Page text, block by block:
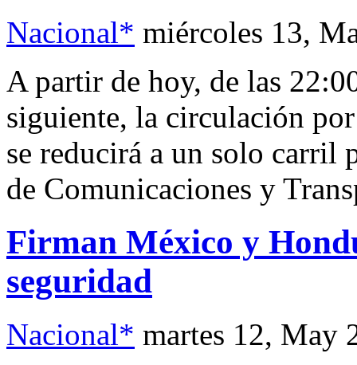
Nacional* miércoles 13,
A partir de hoy, de las
siguiente, la circulación
se reducirá a un solo carril
de Comunicaciones y
Firman México y
seguridad
Nacional* martes 12, May